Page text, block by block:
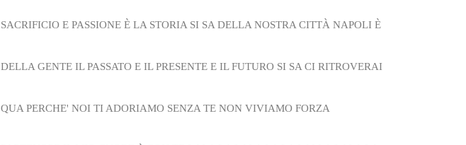
SACRIFICIO E PASSIONE È LA STORIA SI SA DELLA NOSTRA CITTÀ NAPOLI È
DELLA GENTE IL PASSATO E IL PRESENTE E IL FUTURO SI SA CI RITROVERAI
QUA PERCHE' NOI TI ADORIAMO SENZA TE NON VIVIAMO FORZA